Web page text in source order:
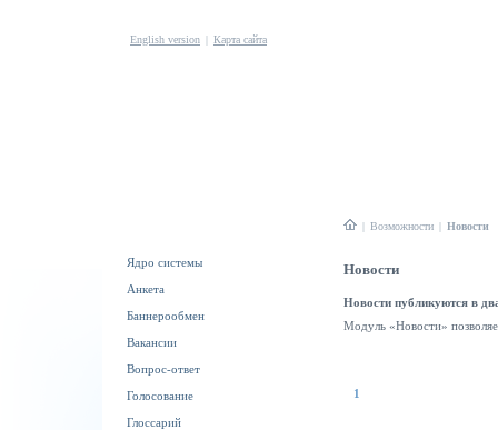
English version | Карта сайта
Ядро системы
Анкета
Баннерообмен
Вакансии
Вопрос-ответ
Голосование
Глоссарий
| Возможности | Новости
Новости
Новости публикуются в
Модуль «Новости»
1